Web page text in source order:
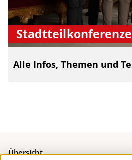
Alle Infos, Themen und
Übersicht